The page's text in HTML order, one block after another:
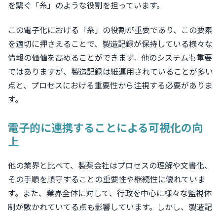
を繋ぐ「糸」のような役割を担っています。
この電子化における「糸」の役割が重要であり、この要素
を適切に押さえることで、製造記録が保持している様々な
情報の価値を高めることができます。他のシステムも重要
ではありますが、製造記録は紙運用されていることが多い
点と、プロセスにおける重要性から注視する必要がありま
す。
電子的に連携することによる可視化の向
上
他の業界と比べて、製薬会社はプロセスの理解や文書化、
その手順を順守することの重要性や継続性に優れていま
す。また、業界全体に対して、行政を中心に様々な監視体
制が敷かれていてる点も影響しています。しかし、製造記